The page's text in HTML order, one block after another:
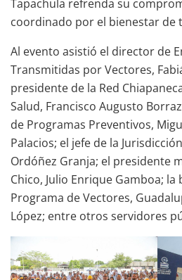
Tapachula refrenda su
coordinado por el bienestar de
Al evento asistió el director de
Transmitidas por Vectores,
presidente de la Red
Salud, Francisco Augusto
de Programas Preventivos,
Palacios; el jefe de la
Ordóñez Granja; el presidente
Chico, Julio Enrique Gamboa;
Programa de Vectores,
López; entre otros servidores